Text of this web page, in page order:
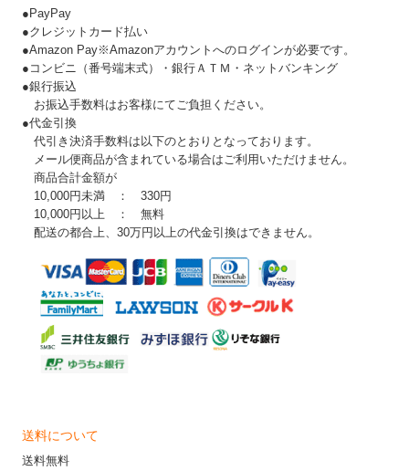
●PayPay
●クレジットカード払い
●Amazon Pay※Amazonアカウントへのログインが必要です。
●コンビニ（番号端末式）・銀行ＡＴＭ・ネットバンキング
●銀行振込
お振込手数料はお客様にてご負担ください。
●代金引換
代引き決済手数料は以下のとおりとなっております。
メール便商品が含まれている場合はご利用いただけません。
商品合計金額が
10,000円未満 ： 330円
10,000円以上 ： 無料
配送の都合上、30万円以上の代金引換はできません。
送料について
送料無料